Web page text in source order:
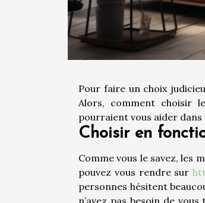
Pour faire un choix
Alors, comment choisir
pourraient vous aider dans
Choisir en
Comme vous le savez, les
pouvez vous rendre sur
personnes hésitent